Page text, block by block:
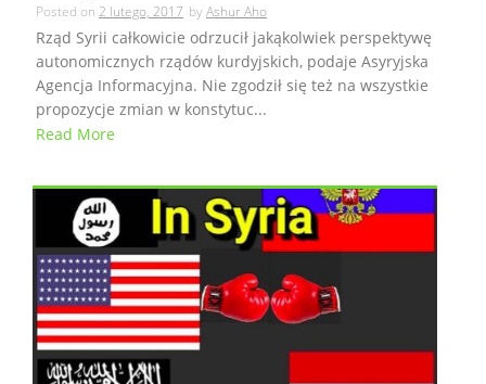
Posted on 2 lutego, 2017 byAshur Aho
Rząd Syrii całkowicie odrzucił jakąkolwiek perspektywę
autonomicznych rządów kurdyjskich, podaje Asyryjska
Agencja Informacyjna. Nie zgodził się też na wszystkie
propozycje zmian w konstytuc...
Read More